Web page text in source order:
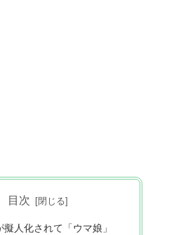
目次
擬人化されて「ウマ娘」